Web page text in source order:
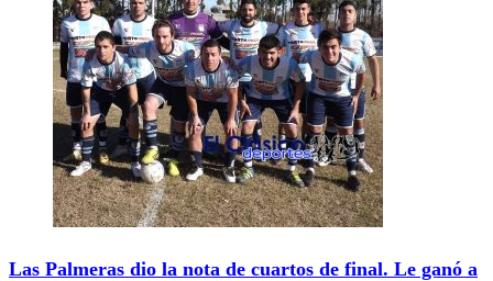
Las Palmeras dio la nota de cuartos de final. Le ganó a